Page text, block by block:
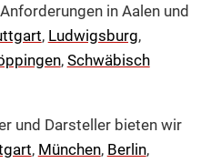
in Aalen und
, Ludwigsburg,
, Schwäbisch
und Darsteller bieten wir
, München, Berlin,